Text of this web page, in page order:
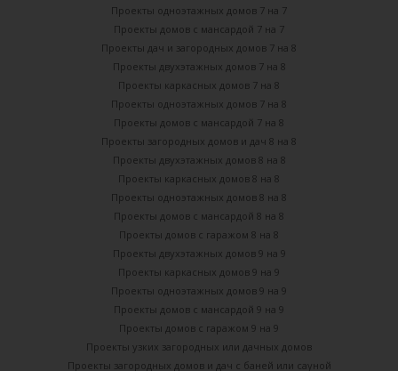
Проекты одноэтажных домов 7 на 7
Проекты домов с мансардой 7 на 7
Проекты дач и загородных домов 7 на 8
Проекты двухэтажных домов 7 на 8
Проекты каркасных домов 7 на 8
Проекты одноэтажных домов 7 на 8
Проекты домов с мансардой 7 на 8
Проекты загородных домов и дач 8 на 8
Проекты двухэтажных домов 8 на 8
Проекты каркасных домов 8 на 8
Проекты одноэтажных домов 8 на 8
Проекты домов с мансардой 8 на 8
Проекты домов с гаражом 8 на 8
Проекты двухэтажных домов 9 на 9
Проекты каркасных домов 9 на 9
Проекты одноэтажных домов 9 на 9
Проекты домов с мансардой 9 на 9
Проекты домов с гаражом 9 на 9
Проекты узких загородных или дачных домов
Проекты загородных домов и дач с баней или сауной